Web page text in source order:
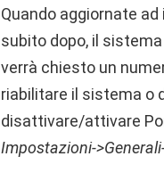
Quando aggiornate
subito dopo, il
verrà chiesto un
riabilitare il sistema o
disattivare/attivare
Impostazioni-